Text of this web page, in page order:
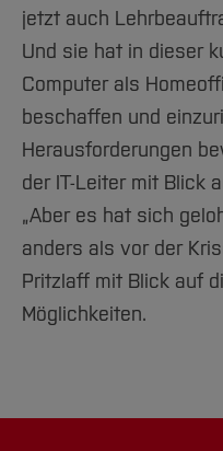
jetzt auch
Und sie hat in dieser
Computer als
beschaffen und
Herausforderungen
der IT-Leiter mit Blick
„Aber es hat sich
anders als vor der
Pritzlaff mit Blick auf
Möglichkeiten.